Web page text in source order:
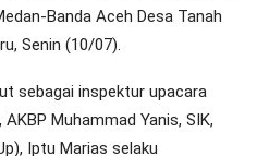
Banda Aceh Desa Tanah
Senin (10/07).
sebagai inspektur upacara
Muhammad Yanis, SIK,
Iptu Marias selaku